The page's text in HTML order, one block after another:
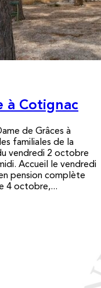
à Cotignac
de Grâces à
familiales de la
vendredi 2 octobre
Accueil le vendredi
pension complète
4 octobre,...